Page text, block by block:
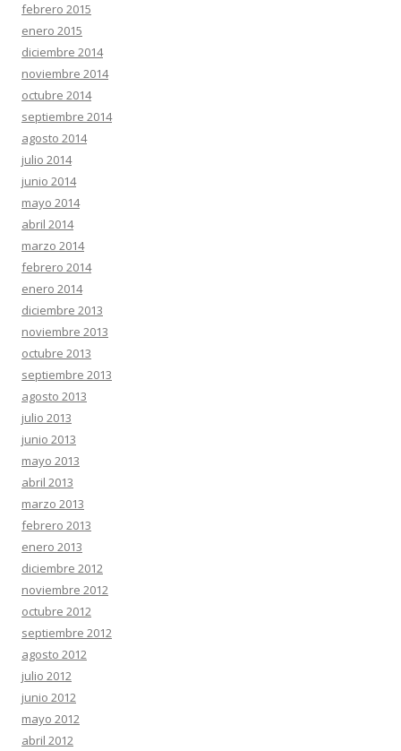
febrero 2015
enero 2015
diciembre 2014
noviembre 2014
octubre 2014
septiembre 2014
agosto 2014
julio 2014
junio 2014
mayo 2014
abril 2014
marzo 2014
febrero 2014
enero 2014
diciembre 2013
noviembre 2013
octubre 2013
septiembre 2013
agosto 2013
julio 2013
junio 2013
mayo 2013
abril 2013
marzo 2013
febrero 2013
enero 2013
diciembre 2012
noviembre 2012
octubre 2012
septiembre 2012
agosto 2012
julio 2012
junio 2012
mayo 2012
abril 2012